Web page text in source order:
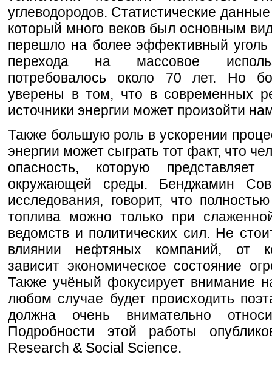
углеводородов. Статистические
который много веков был основным
перешло на более эффективный
перехода на массовое
потребовалось около 70 лет. Но
уверены в том, что в современных
источники энергии может произойти
Также большую роль в ускорении
энергии может сыграть тот факт, что
опасность, которую представляет
окружающей среды. Бенджамин
исследования, говорит, что
топлива можно только при
ведомств и политических сил. Не
влиянии нефтяных компаний, от
зависит экономическое состояние
Также учёный фокусирует внимание
любом случае будет происходить
должна очень внимательно
Подробности этой работы
Research & Social Science.